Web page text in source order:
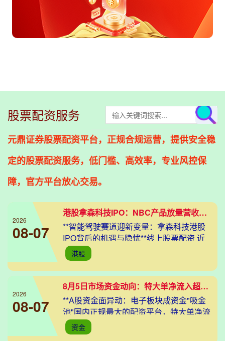
股票配资服务
元鼎证券股票配资平台，正规合规运营，提供安全稳
定的股票配资服务，低门槛、高效率，专业风控保
障，官方平台放心交易。
2026
08-07
港股拿森科技IPO：NBC产品放量营收增 客户议价盈利承压
**智能驾驶赛道迎新变量：拿森科技港股
IPO背后的机遇与隐忧**线上股票配资 近
期，港股市场智能驾驶板块迎来新动态。
专注于智能驾驶运动控制技术的拿森科技
（股票代
港股
2026
08-07
8月5日市场资金动向：特大单净流入超520亿 聚焦AI等热点
**A股资金面异动：电子板块成资金"吸金
池"国内正规最大的配资平台，特大单净流
入创阶段新高** 今日沪深两市呈现强势反
弹格局，沪指收涨1.47%报3385.61
资金